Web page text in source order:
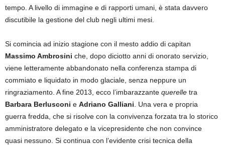
tempo. A livello di immagine e di rapporti umani, è stata davvero
discutibile la gestione del club negli ultimi mesi.
Si comincia ad inizio stagione con il mesto addio di capitan
Massimo Ambrosini che, dopo diciotto anni di onorato servizio,
viene letteramente abbandonato nella conferenza stampa di
commiato e liquidato in modo glaciale, senza neppure un
ringraziamento. A fine 2013, ecco l’imbarazzante querelle tra
Barbara Berlusconi e Adriano Galliani . Una vera e propria
guerra fredda, che si risolve con la convivenza forzata tra lo storico
amministratore delegato e la vicepresidente che non convince
quasi nessuno. Si continua con l’evidente crisi tecnica della